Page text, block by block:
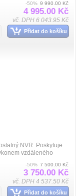
-50% 9 990.00 Kč
4 995.00 Kč
vč. DPH 6 043.95 Kč
Přidat do košíku
NVR. Poskytuje
vzdáleného
-50% 7 500.00 Kč
3 750.00 Kč
vč. DPH 4 537.50 Kč
Přidat do košíku